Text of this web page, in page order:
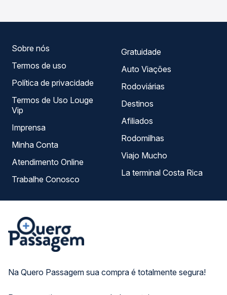
Na Quero Passagem sua compra é totalmente segura!
Sobre nós
Termos de uso
Política de privacidade
Termos de Uso Louge
Vip
Imprensa
Minha Conta
Atendimento Online
Trabalhe Conosco
Gratuidade
Auto Viações
Rodoviárias
Destinos
Afiliados
Rodomilhas
Viajo Mucho
La terminal Costa Rica